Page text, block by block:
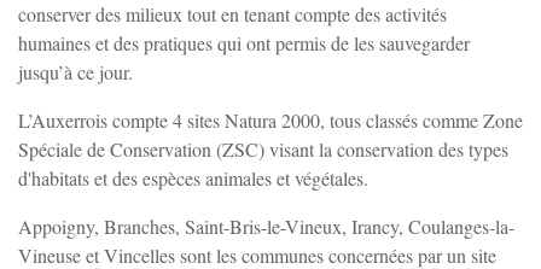
conserver des milieux tout en tenant compte des activités
humaines et des pratiques qui ont permis de les sauvegarder
jusqu’à ce jour.
L’Auxerrois compte 4 sites Natura 2000, tous classés comme Zone
Spéciale de Conservation (ZSC) visant la conservation des types
d'habitats et des espèces animales et végétales.
Appoigny, Branches, Saint-Bris-le-Vineux, Irancy, Coulanges-la-
Vineuse et Vincelles sont les communes concernées par un site